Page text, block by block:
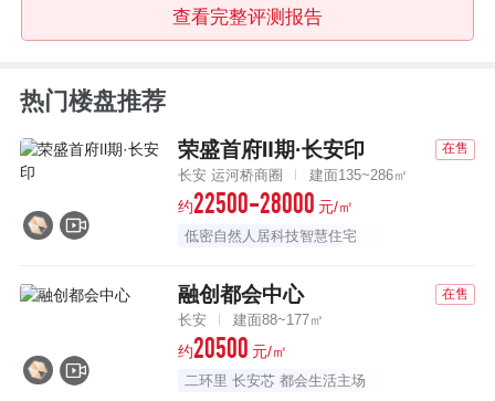
查看完整评测报告
热门楼盘推荐
荣盛首府Ⅱ期·长安印 在售
长安 运河桥商圈 建面135~286㎡
约22500-28000 元/㎡
低密自然人居科技智慧住宅
融创都会中心 在售
长安 建面88~177㎡
约20500 元/㎡
二环里 长安芯 都会生活主场